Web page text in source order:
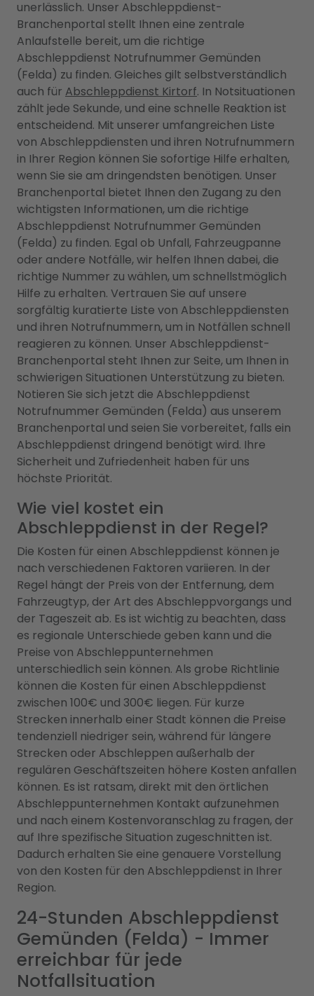
unerlässlich. Unser Abschleppdienst-
Branchenportal stellt Ihnen eine zentrale
Anlaufstelle bereit, um die richtige
Abschleppdienst Notrufnummer Gemünden
(Felda) zu finden. Gleiches gilt selbstverständlich
auch für Abschleppdienst Kirtorf. In Notsituationen
zählt jede Sekunde, und eine schnelle Reaktion ist
entscheidend. Mit unserer umfangreichen Liste
von Abschleppdiensten und ihren Notrufnummern
in Ihrer Region können Sie sofortige Hilfe erhalten,
wenn Sie sie am dringendsten benötigen. Unser
Branchenportal bietet Ihnen den Zugang zu den
wichtigsten Informationen, um die richtige
Abschleppdienst Notrufnummer Gemünden
(Felda) zu finden. Egal ob Unfall, Fahrzeugpanne
oder andere Notfälle, wir helfen Ihnen dabei, die
richtige Nummer zu wählen, um schnellstmöglich
Hilfe zu erhalten. Vertrauen Sie auf unsere
sorgfältig kuratierte Liste von Abschleppdiensten
und ihren Notrufnummern, um in Notfällen schnell
reagieren zu können. Unser Abschleppdienst-
Branchenportal steht Ihnen zur Seite, um Ihnen in
schwierigen Situationen Unterstützung zu bieten.
Notieren Sie sich jetzt die Abschleppdienst
Notrufnummer Gemünden (Felda) aus unserem
Branchenportal und seien Sie vorbereitet, falls ein
Abschleppdienst dringend benötigt wird. Ihre
Sicherheit und Zufriedenheit haben für uns
höchste Priorität.
Wie viel kostet ein
Abschleppdienst in der Regel?
Die Kosten für einen Abschleppdienst können je
nach verschiedenen Faktoren variieren. In der
Regel hängt der Preis von der Entfernung, dem
Fahrzeugtyp, der Art des Abschleppvorgangs und
der Tageszeit ab. Es ist wichtig zu beachten, dass
es regionale Unterschiede geben kann und die
Preise von Abschleppunternehmen
unterschiedlich sein können. Als grobe Richtlinie
können die Kosten für einen Abschleppdienst
zwischen 100€ und 300€ liegen. Für kurze
Strecken innerhalb einer Stadt können die Preise
tendenziell niedriger sein, während für längere
Strecken oder Abschleppen außerhalb der
regulären Geschäftszeiten höhere Kosten anfallen
können. Es ist ratsam, direkt mit den örtlichen
Abschleppunternehmen Kontakt aufzunehmen
und nach einem Kostenvoranschlag zu fragen, der
auf Ihre spezifische Situation zugeschnitten ist.
Dadurch erhalten Sie eine genauere Vorstellung
von den Kosten für den Abschleppdienst in Ihrer
Region.
24-Stunden Abschleppdienst
Gemünden (Felda) - Immer
erreichbar für jede
Notfallsituation